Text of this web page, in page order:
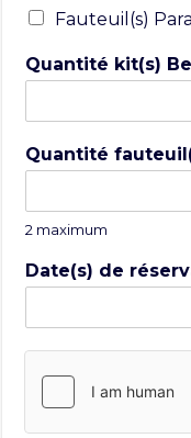
Fauteuil(s)
Quantité kit(s)
Quantité
2 maximum
Date(s) de